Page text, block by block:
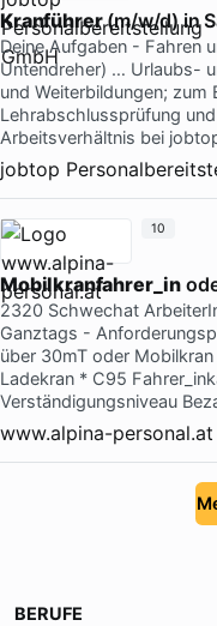
Kranführer(m/w/d) in
Deine Aufgaben - Fahren
Untendreher) … Urlaubs-
und Weiterbildungen; zum
Lehrabschlussprüfung
Arbeitsverhältnis bei
jobtop
Mobilkranfahrer_in
2320 Schwechat
Ganztags -
über 30mT oder
Ladekran * C95
Verständigungsniveau
www.alpina-personal.at
10
BERUFE